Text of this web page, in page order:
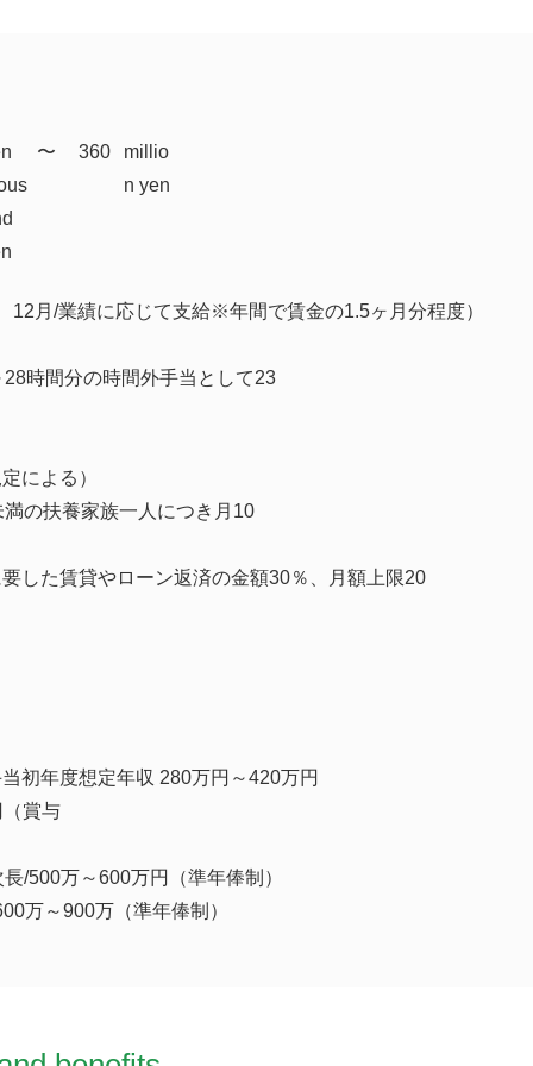
​〜 360
millio
n yen
12月/業績に応じて支給※年間で賃金の1.5ヶ月分程度）
時間分の時間外手当として23
による）
の扶養家族一人につき月10
した賃貸やローン返済の金額30％、月額上限20
初年度想定年収 280万円～420万円
賞与
/500万～600万円（準年俸制）
万～900万（準年俸制）